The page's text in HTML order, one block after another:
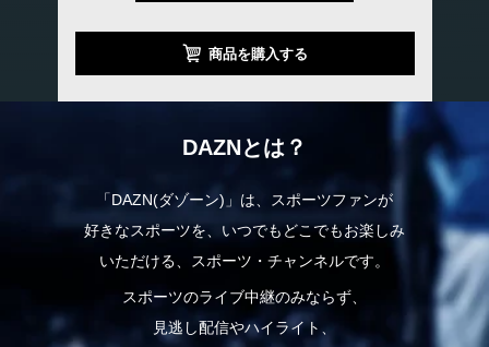
商品を購入する
DAZNとは？
「DAZN(ダゾーン)」は、スポーツファンが
好きなスポーツを、いつでもどこでもお楽しみ
いただける、スポーツ・チャンネルです。
スポーツのライブ中継のみならず、
見逃し配信やハイライト、